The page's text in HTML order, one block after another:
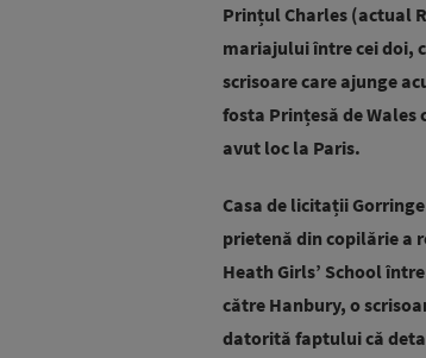
Prințul Charles (actual
mariajului între cei doi,
scrisoare care ajunge
fosta Prințesă de Wales
avut loc la Paris.
Casa de licitații
prietenă din copilărie a
Heath Girls’ School
către Hanbury, o
datorită faptului că